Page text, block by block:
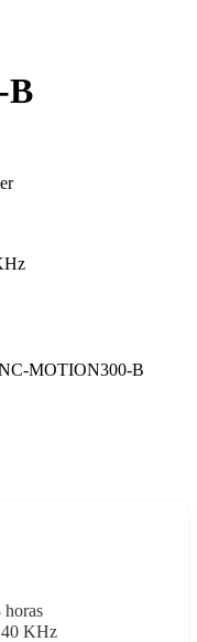
B
MOTION300-B
horas
40 KHz